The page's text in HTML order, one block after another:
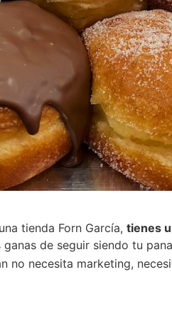
tienda Forn García, tienes
ganas de seguir siendo tu
no necesita marketing,